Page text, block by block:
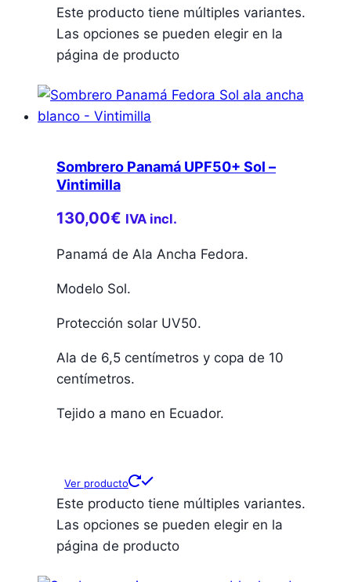
Este producto tiene múltiples variantes.
Las opciones se pueden elegir en la
página de producto
Sombrero Panamá UPF50+ Sol –
Vintimilla
130,00€ IVA incl.
Panamá de Ala Ancha Fedora.
Modelo Sol.
Protección solar UV50.
Ala de 6,5 centímetros y copa de 10
centímetros.
Tejido a mano en Ecuador.
Ver producto
Este producto tiene múltiples variantes.
Las opciones se pueden elegir en la
página de producto